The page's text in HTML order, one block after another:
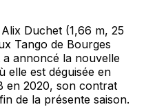
Duchet (1,66 m, 25
Tango de Bourges
annoncé la nouvelle
elle est déguisée en
en 2020, son contrat
de la présente saison.